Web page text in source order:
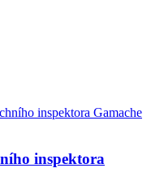
inspektora